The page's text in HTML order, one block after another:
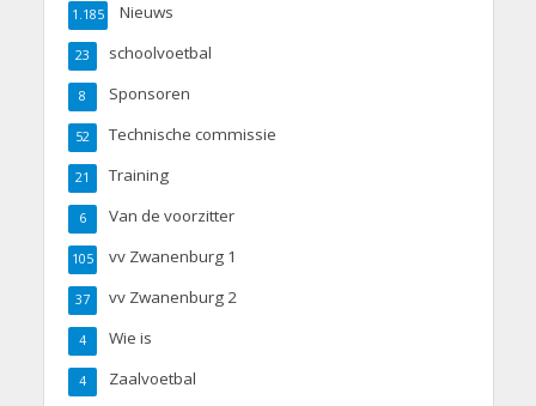
Nieuws
1.185
schoolvoetbal
23
Sponsoren
8
Technische commissie
52
Training
21
Van de voorzitter
6
vv Zwanenburg 1
105
vv Zwanenburg 2
37
Wie is
4
Zaalvoetbal
4